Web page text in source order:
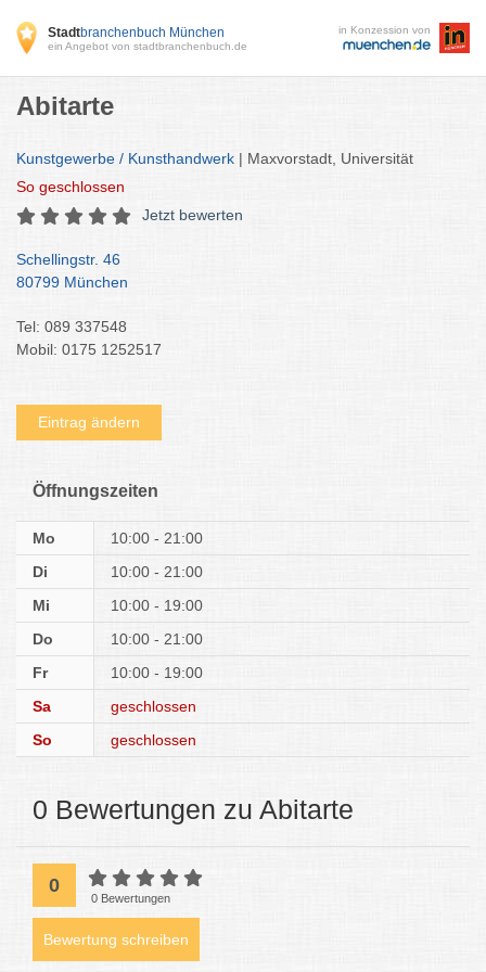
Stadtbranchenbuch München
ein Angebot von stadtbranchenbuch.de
in Konzession von
Abitarte
Kunstgewerbe / Kunsthandwerk | Maxvorstadt, Universität
So geschlossen
Jetzt bewerten
Schellingstr. 46
80799 München
Tel: 089 337548
Mobil: 0175 1252517
Eintrag ändern
Öffnungszeiten
Mo
10:00 - 21:00
Di
10:00 - 21:00
Mi
10:00 - 19:00
Do
10:00 - 21:00
Fr
10:00 - 19:00
Sa
geschlossen
So
geschlossen
0 Bewertungen zu Abitarte
0
0 Bewertungen
Bewertung schreiben